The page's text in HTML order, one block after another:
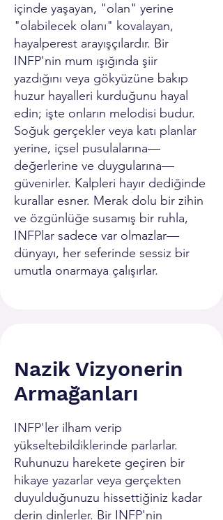
içinde yaşayan, "olan" yerine
"olabilecek olanı" kovalayan,
hayalperest arayışçılardır. Bir
INFP'nin mum ışığında şiir
yazdığını veya gökyüzüne bakıp
huzur hayalleri kurduğunu hayal
edin; işte onların melodisi budur.
Soğuk gerçekler veya katı planlar
yerine, içsel pusulalarına—
değerlerine ve duygularına—
güvenirler. Kalpleri hayır dediğinde
kurallar esner. Merak dolu bir zihin
ve özgünlüğe susamış bir ruhla,
INFPlar sadece var olmazlar—
dünyayı, her seferinde sessiz bir
umutla onarmaya çalışırlar.
Nazik Vizyonerin
Armağanları
INFP'ler ilham verip
yükseltebildiklerinde parlarlar.
Ruhunuzu harekete geçiren bir
hikaye yazarlar veya gerçekten
duyulduğunuzu hissettiğiniz kadar
derin dinlerler. Bir INFP'nin